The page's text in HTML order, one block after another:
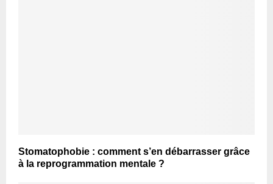
Stomatophobie : comment s’en débarrasser grâce
à la reprogrammation mentale ?